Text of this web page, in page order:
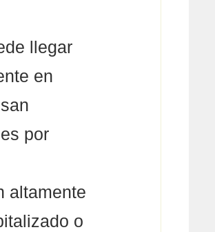
llegar
en
por
altamente
o